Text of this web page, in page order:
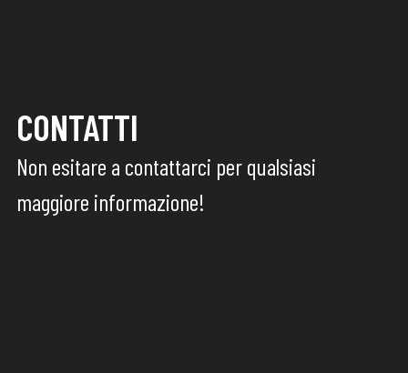
CONTATTI
Non esitare a contattarci per qualsiasi
maggiore informazione!